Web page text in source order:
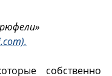
собственно